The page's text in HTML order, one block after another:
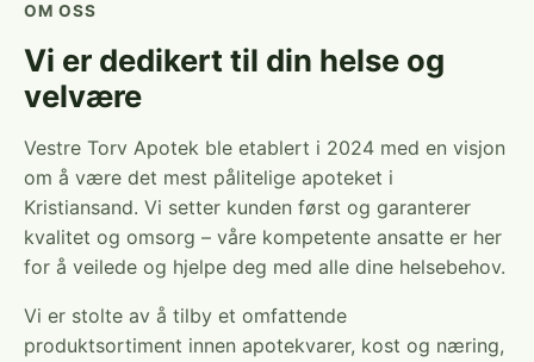
OM OSS
Vi er dedikert til din helse og
velvære
Vestre Torv Apotek ble etablert i 2024 med en visjon
om å være det mest pålitelige apoteket i
Kristiansand. Vi setter kunden først og garanterer
kvalitet og omsorg – våre kompetente ansatte er her
for å veilede og hjelpe deg med alle dine helsebehov.
Vi er stolte av å tilby et omfattende
produktsortiment innen apotekvarer, kost og næring,